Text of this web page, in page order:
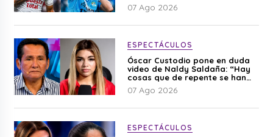
07 Ago 2026
ESPECTÁCULOS
Óscar Custodio pone en duda
video de Naldy Saldaña: “Hay
cosas que de repente se han
editado”
07 Ago 2026
ESPECTÁCULOS